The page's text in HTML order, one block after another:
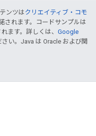
ンツはクリエイティブ・コモ
されます。コードサンプルは
ます。詳しくは、 Google
さい。Java は Oracle および関